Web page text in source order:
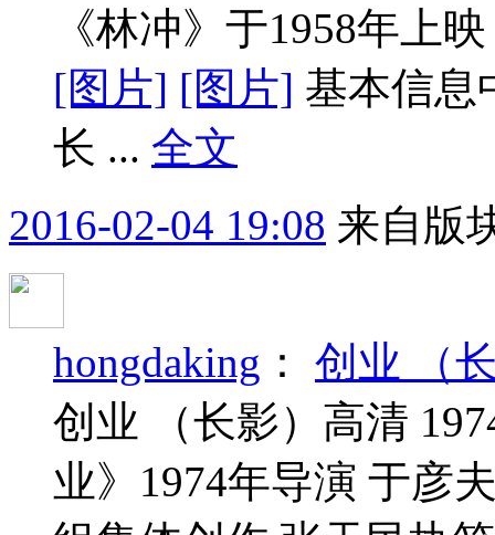
《林冲》于1958年上
[图片] [图片] 基本信息
长 ... 全文
2016-02-04 19:08 来自版
hongdaking ： 创业 （
创业 （长影）高清
业》1974年导演 于彦